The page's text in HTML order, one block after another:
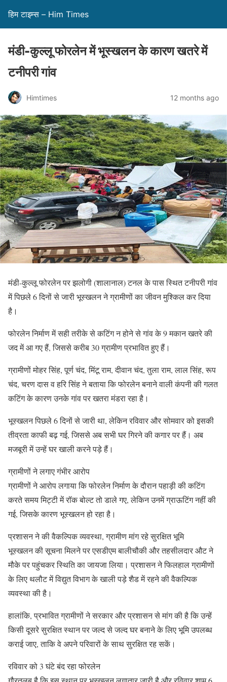
हिम टाइम्स – Him Times
मंडी-कुल्लू फोरलेन में भूस्खलन के कारण खतरे में
टनीपरी गांव
Himtimes 12 months ago
मंडी-कुल्लू फोरलेन पर झलोगी (शालानाल) टनल के पास स्थित टनीपरी गांव
में पिछले 6 दिनों से जारी भूस्खलन ने ग्रामीणों का जीवन मुश्किल कर दिया
है।
फोरलेन निर्माण में सही तरीके से कटिंग न होने से गांव के 9 मकान खतरे की
जद में आ गए हैं, जिससे करीब 30 ग्रामीण प्रभावित हुए हैं।
ग्रामीणों मोहर सिंह, पूर्ण चंद, मिंटू राम, दीवान चंद, तुला राम, लाल सिंह, रूप
चंद, चरण दास व हरि सिंह ने बताया कि फोरलेन बनाने वाली कंपनी की गलत
कटिंग के कारण उनके गांव पर खतरा मंडरा रहा है।
भूस्खलन पिछले 6 दिनों से जारी था, लेकिन रविवार और सोमवार को इसकी
तीव्रता काफी बढ़ गई, जिससे अब सभी घर गिरने की कगार पर हैं। अब
मजबूरी में उन्हें घर खाली करने पड़े हैं।
ग्रामीणों ने लगाए गंभीर आरोप
ग्रामीणों ने आरोप लगाया कि फोरलेन निर्माण के दौरान पहाड़ी की कटिंग
करते समय मिट्टी में रॉक बोल्ट तो डाले गए, लेकिन उनमें ग्राऊटिंग नहीं की
गई, जिसके कारण भूस्खलन हो रहा है।
प्रशासन ने की वैकल्पिक व्यवस्था, ग्रामीण मांग रहे सुरक्षित भूमि
भूस्खलन की सूचना मिलने पर एसडीएम बालीचौकी और तहसीलदार औट ने
मौके पर पहुंचकर स्थिति का जायजा लिया। प्रशासन ने फिलहाल ग्रामीणों
के लिए थलौट में विद्युत विभाग के खाली पड़े शैड में रहने की वैकल्पिक
व्यवस्था की है।
हालांकि, प्रभावित ग्रामीणों ने सरकार और प्रशासन से मांग की है कि उन्हें
किसी दूसरे सुरक्षित स्थान पर जल्द से जल्द घर बनाने के लिए भूमि उपलब्ध
कराई जाए, ताकि वे अपने परिवारों के साथ सुरक्षित रह सकें।
रविवार को 3 घंटे बंद रहा फोरलेन